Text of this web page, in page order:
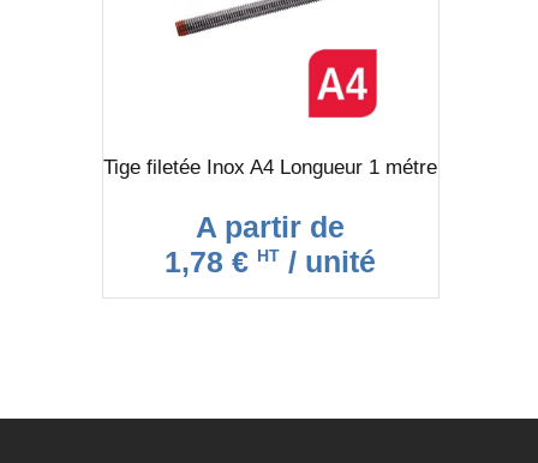
Tige filetée Inox A4 Longueur 1 métre
A partir de
1,78 € HT / unité